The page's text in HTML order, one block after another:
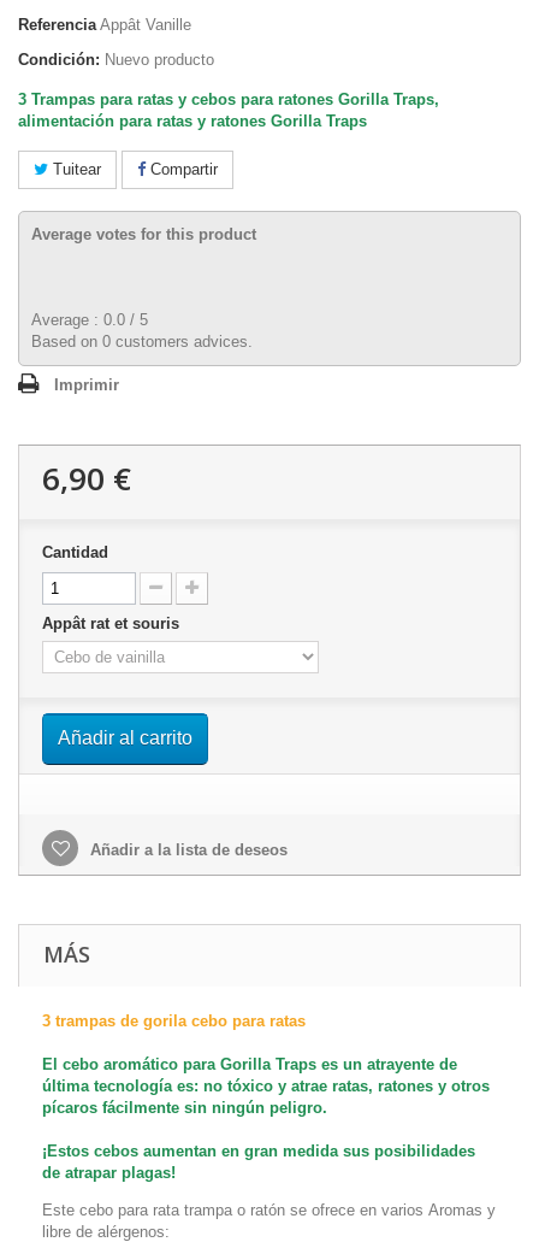
Referencia Appât Vanille
Condición: Nuevo producto
3 Trampas para ratas y cebos para ratones Gorilla Traps,
alimentación para ratas y ratones Gorilla Traps
Tuitear Compartir
Average votes for this product
Average : 0.0 / 5
Based on 0 customers advices.
Imprimir
6,90 €
Cantidad
Appât rat et souris
Añadir al carrito
Añadir a la lista de deseos
MÁS
3 trampas de gorila cebo para ratas
El cebo aromático para Gorilla Traps es un atrayente de
última tecnología es: no tóxico y atrae ratas, ratones y otros
pícaros fácilmente sin ningún peligro.
¡Estos cebos aumentan en gran medida sus posibilidades
de atrapar plagas!
Este cebo para rata trampa o ratón se ofrece en varios Aromas y
libre de alérgenos: